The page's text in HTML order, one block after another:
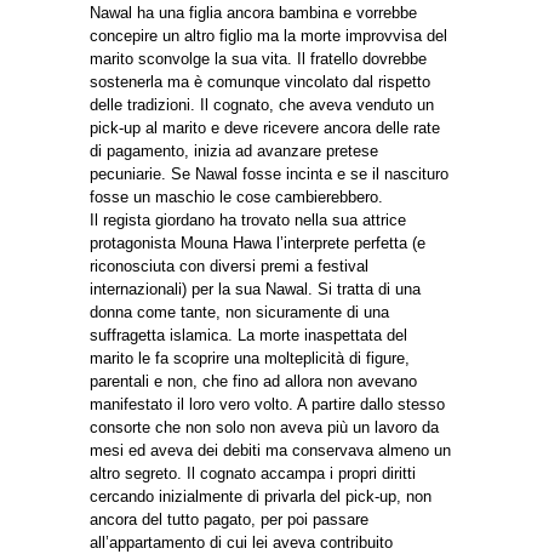
Nawal ha una figlia ancora bambina e vorrebbe
concepire un altro figlio ma la morte improvvisa del
marito sconvolge la sua vita. Il fratello dovrebbe
sostenerla ma è comunque vincolato dal rispetto
delle tradizioni. Il cognato, che aveva venduto un
pick-up al marito e deve ricevere ancora delle rate
di pagamento, inizia ad avanzare pretese
pecuniarie. Se Nawal fosse incinta e se il nascituro
fosse un maschio le cose cambierebbero.
Il regista giordano ha trovato nella sua attrice
protagonista Mouna Hawa l’interprete perfetta (e
riconosciuta con diversi premi a festival
internazionali) per la sua Nawal. Si tratta di una
donna come tante, non sicuramente di una
suffragetta islamica. La morte inaspettata del
marito le fa scoprire una molteplicità di figure,
parentali e non, che fino ad allora non avevano
manifestato il loro vero volto. A partire dallo stesso
consorte che non solo non aveva più un lavoro da
mesi ed aveva dei debiti ma conservava almeno un
altro segreto. Il cognato accampa i propri diritti
cercando inizialmente di privarla del pick-up, non
ancora del tutto pagato, per poi passare
all’appartamento di cui lei aveva contribuito